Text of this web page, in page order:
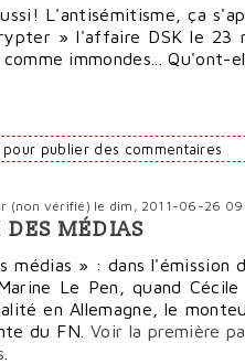
L'antisémitisme, ça
» l'affaire DSK le 23
immondes... Qu'ont-
publier des commentaires
(non vérifié) le dim, 2011-06-26
MÉDIAS
médias » : dans
Le Pen, quand
en Allemagne, le
du FN. Voir la première